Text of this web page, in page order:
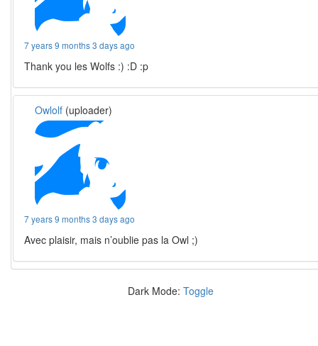
7 years 9 months 3 days ago
Thank you les Wolfs :) :D :p
Owlolf (uploader)
7 years 9 months 3 days ago
Avec plaisir, mais n’oublie pas la Owl ;)
Dark Mode: Toggle